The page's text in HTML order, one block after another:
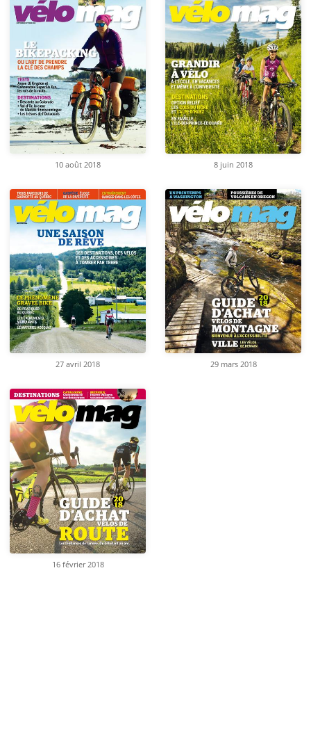
10 août 2018 8 juin 2018
27 avril 2018 29 mars 2018
16 février 2018